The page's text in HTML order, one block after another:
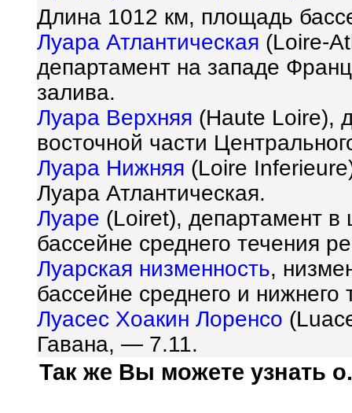
Длина 1012 км, площадь
Луара Атлантическая (Loire-
департамент на западе
залива.
Луара Верхняя (Haute Loire),
восточной части
Луара Нижняя (Loire
Луара Атлантическая.
Луаре (Loiret), департамент в
бассейне среднего течения
Луарская низменность,
бассейне среднего и нижнего
Луасес Хоакин Лоренсо
Гавана, — 7.11.
Так же Вы можете узнать